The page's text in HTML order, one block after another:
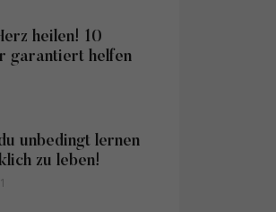
heilen! 10
garantiert helfen
unbedingt lernen
zu leben!